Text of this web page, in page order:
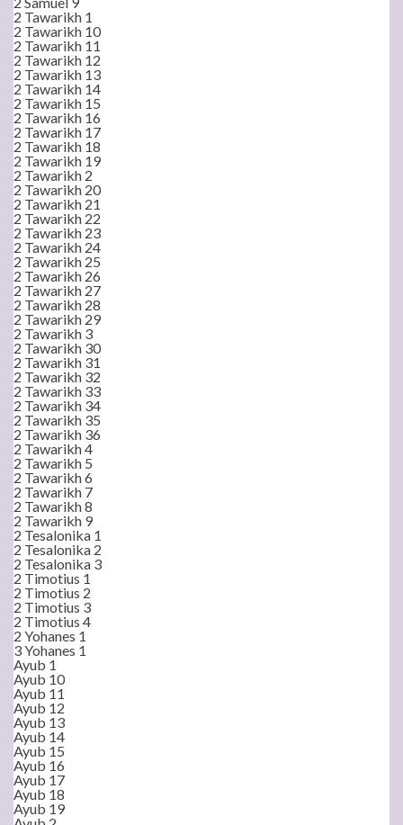
2 Tawarikh 1
2 Tawarikh 10
2 Tawarikh 11
2 Tawarikh 12
2 Tawarikh 13
2 Tawarikh 14
2 Tawarikh 15
2 Tawarikh 16
2 Tawarikh 17
2 Tawarikh 18
2 Tawarikh 19
2 Tawarikh 2
2 Tawarikh 20
2 Tawarikh 21
2 Tawarikh 22
2 Tawarikh 23
2 Tawarikh 24
2 Tawarikh 25
2 Tawarikh 26
2 Tawarikh 27
2 Tawarikh 28
2 Tawarikh 29
2 Tawarikh 3
2 Tawarikh 30
2 Tawarikh 31
2 Tawarikh 32
2 Tawarikh 33
2 Tawarikh 34
2 Tawarikh 35
2 Tawarikh 36
2 Tawarikh 4
2 Tawarikh 5
2 Tawarikh 6
2 Tawarikh 7
2 Tawarikh 8
2 Tawarikh 9
2 Tesalonika 1
2 Tesalonika 2
2 Tesalonika 3
2 Timotius 1
2 Timotius 2
2 Timotius 3
2 Timotius 4
2 Yohanes 1
3 Yohanes 1
Ayub 1
Ayub 10
Ayub 11
Ayub 12
Ayub 13
Ayub 14
Ayub 15
Ayub 16
Ayub 17
Ayub 18
Ayub 19